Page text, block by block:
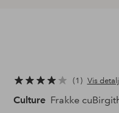
1
Vis
Culture Frakke